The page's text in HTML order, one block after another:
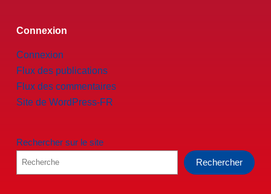
Connexion
Connexion
Flux des publications
Flux des commentaires
Site de WordPress-FR
Rechercher sur le site
Rechercher